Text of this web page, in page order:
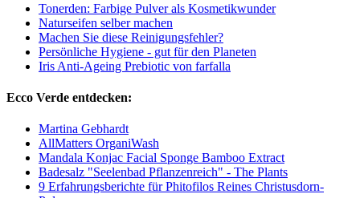
Tonerden: Farbige Pulver als Kosmetikwunder
Naturseifen selber machen
Machen Sie diese Reinigungsfehler?
Persönliche Hygiene - gut für den Planeten
Iris Anti-Ageing Prebiotic von farfalla
Ecco Verde entdecken:
Martina Gebhardt
AllMatters OrganiWash
Mandala Konjac Facial Sponge Bamboo Extract
Badesalz "Seelenbad Pflanzenreich" - The Plants
9 Erfahrungsberichte für Phitofilos Reines Christusdorn-